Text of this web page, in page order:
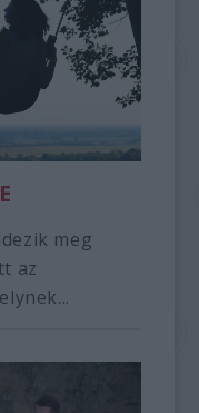
meg
az